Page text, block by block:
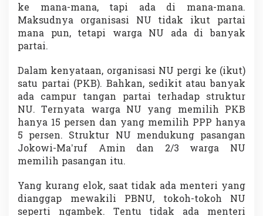
ke mana-mana, tapi ada di mana-mana.
Maksudnya organisasi NU tidak ikut partai
mana pun, tetapi warga NU ada di banyak
partai.
Dalam kenyataan, organisasi NU pergi ke (ikut)
satu partai (PKB). Bahkan, sedikit atau banyak
ada campur tangan partai terhadap struktur
NU. Ternyata warga NU yang memilih PKB
hanya 15 persen dan yang memilih PPP hanya
5 persen. Struktur NU mendukung pasangan
Jokowi-Ma’ruf Amin dan 2/3 warga NU
memilih pasangan itu.
Yang kurang elok, saat tidak ada menteri yang
dianggap mewakili PBNU, tokoh-tokoh NU
seperti ngambek. Tentu tidak ada menteri